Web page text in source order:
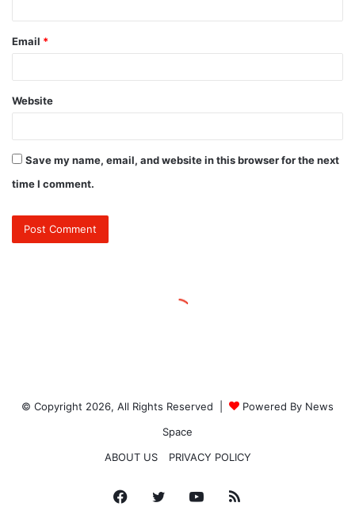
© Copyright 2026, All Rights Reserved |
Powered By News
Space
ABOUT US
PRIVACY POLICY
Facebook
TwitterYouTube
RSS